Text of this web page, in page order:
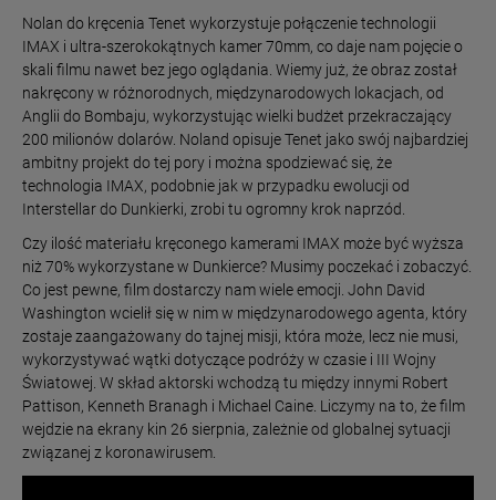
Nolan do kręcenia Tenet wykorzystuje połączenie technologii
IMAX i ultra-szerokokątnych kamer 70mm, co daje nam pojęcie o
skali filmu nawet bez jego oglądania. Wiemy już, że obraz został
nakręcony w różnorodnych, międzynarodowych lokacjach, od
Anglii do Bombaju, wykorzystując wielki budżet przekraczający
200 milionów dolarów. Noland opisuje Tenet jako swój najbardziej
ambitny projekt do tej pory i można spodziewać się, że
technologia IMAX, podobnie jak w przypadku ewolucji od
Interstellar do Dunkierki, zrobi tu ogromny krok naprzód.
Czy ilość materiału kręconego kamerami IMAX może być wyższa
niż 70% wykorzystane w Dunkierce? Musimy poczekać i zobaczyć.
Co jest pewne, film dostarczy nam wiele emocji. John David
Washington wcielił się w nim w międzynarodowego agenta, który
zostaje zaangażowany do tajnej misji, która może, lecz nie musi,
wykorzystywać wątki dotyczące podróży w czasie i III Wojny
Światowej. W skład aktorski wchodzą tu między innymi Robert
Pattison, Kenneth Branagh i Michael Caine. Liczymy na to, że film
wejdzie na ekrany kin 26 sierpnia, zależnie od globalnej sytuacji
związanej z koronawirusem.